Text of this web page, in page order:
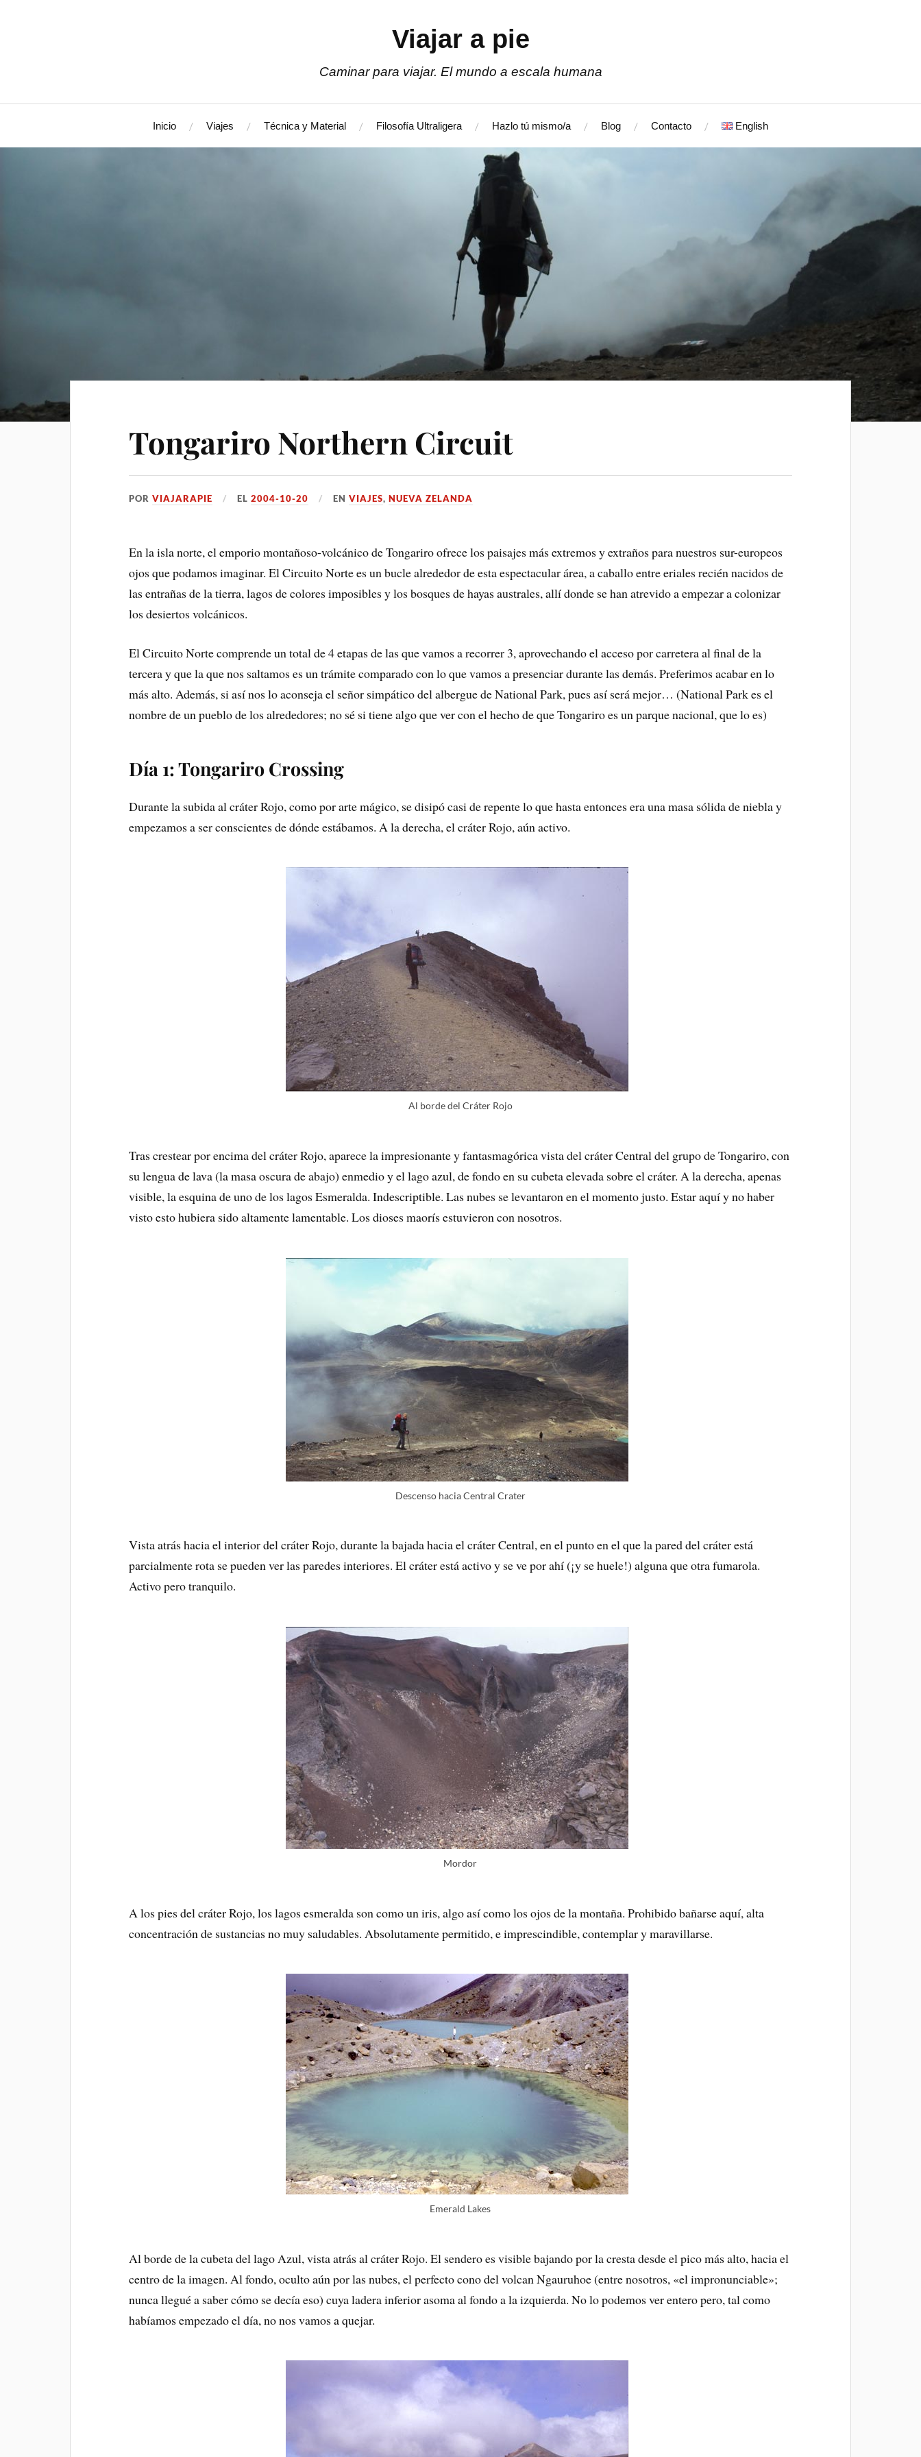
Viajar a pie
Caminar para viajar. El mundo a escala humana
Inicio Viajes Técnica y Material Filosofía Ultraligera Hazlo tú mismo/a Blog Contacto English
Tongariro Northern Circuit
PORVIAJARAPIE EL2004-10-20 ENVIAJES,NUEVA ZELANDA
En la isla norte, el emporio montañoso-volcánico de Tongariro ofrece los paisajes más extremos y extraños para nuestros sur-europeos
ojos que podamos imaginar. El Circuito Norte es un bucle alrededor de esta espectacular área, a caballo entre eriales recién nacidos de
las entrañas de la tierra, lagos de colores imposibles y los bosques de hayas australes, allí donde se han atrevido a empezar a colonizar
los desiertos volcánicos.
El Circuito Norte comprende un total de 4 etapas de las que vamos a recorrer 3, aprovechando el acceso por carretera al final de la
tercera y que la que nos saltamos es un trámite comparado con lo que vamos a presenciar durante las demás. Preferimos acabar en lo
más alto. Además, si así nos lo aconseja el señor simpático del albergue de National Park, pues así será mejor… (National Park es el
nombre de un pueblo de los alrededores; no sé si tiene algo que ver con el hecho de que Tongariro es un parque nacional, que lo es)
Día 1: Tongariro Crossing
Durante la subida al cráter Rojo, como por arte mágico, se disipó casi de repente lo que hasta entonces era una masa sólida de niebla y
empezamos a ser conscientes de dónde estábamos. A la derecha, el cráter Rojo, aún activo.
Al borde del Cráter Rojo
Tras crestear por encima del cráter Rojo, aparece la impresionante y fantasmagórica vista del cráter Central del grupo de Tongariro, con
su lengua de lava (la masa oscura de abajo) enmedio y el lago azul, de fondo en su cubeta elevada sobre el cráter. A la derecha, apenas
visible, la esquina de uno de los lagos Esmeralda. Indescriptible. Las nubes se levantaron en el momento justo. Estar aquí y no haber
visto esto hubiera sido altamente lamentable. Los dioses maorís estuvieron con nosotros.
Descenso hacia Central Crater
Vista atrás hacia el interior del cráter Rojo, durante la bajada hacia el cráter Central, en el punto en el que la pared del cráter está
parcialmente rota se pueden ver las paredes interiores. El cráter está activo y se ve por ahí (¡y se huele!) alguna que otra fumarola.
Activo pero tranquilo.
Mordor
A los pies del cráter Rojo, los lagos esmeralda son como un iris, algo así como los ojos de la montaña. Prohibido bañarse aquí, alta
concentración de sustancias no muy saludables. Absolutamente permitido, e imprescindible, contemplar y maravillarse.
Emerald Lakes
Al borde de la cubeta del lago Azul, vista atrás al cráter Rojo. El sendero es visible bajando por la cresta desde el pico más alto, hacia el
centro de la imagen. Al fondo, oculto aún por las nubes, el perfecto cono del volcan Ngauruhoe (entre nosotros, «el impronunciable»;
nunca llegué a saber cómo se decía eso) cuya ladera inferior asoma al fondo a la izquierda. No lo podemos ver entero pero, tal como
habíamos empezado el día, no nos vamos a quejar.